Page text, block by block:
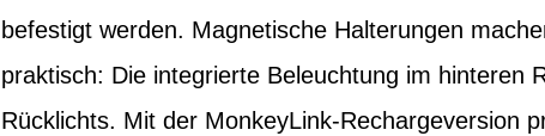
befestigt werden. Magnetische Halterungen
praktisch: Die integrierte Beleuchtung im hinteren
Rücklichts. Mit der MonkeyLink-Rechargeversion